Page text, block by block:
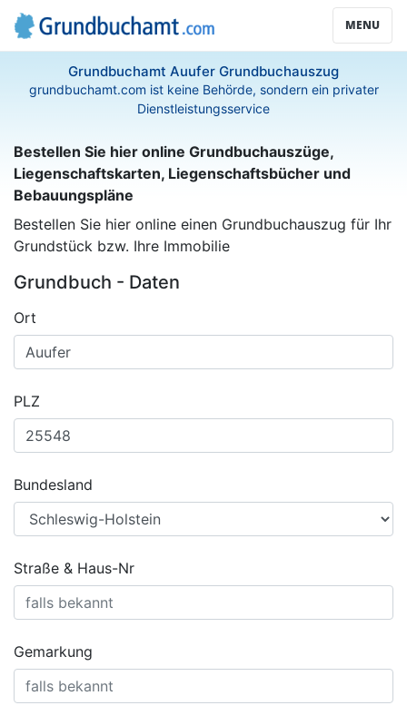
MENU
Grundbuchamt Auufer Grundbuchauszug
grundbuchamt.com ist keine Behörde, sondern ein privater
Dienstleistungsservice
Bestellen Sie hier online Grundbuchauszüge,
Liegenschaftskarten, Liegenschaftsbücher und
Bebauungspläne
Bestellen Sie hier online einen Grundbuchauszug für Ihr
Grundstück bzw. Ihre Immobilie
Grundbuch - Daten
Ort
PLZ
Bundesland
Straße & Haus-Nr
Gemarkung